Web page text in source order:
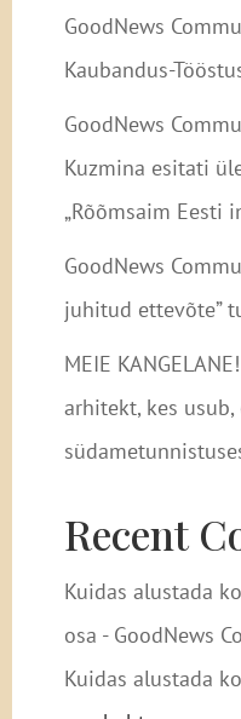
GoodNews
Kaubandus-
GoodNews
Kuzmina esitati
„Rõõmsaim Eesti
GoodNews
juhitud ettevõte”
MEIE
arhitekt, kes
Recent
Kuidas alustada
osa - GoodNews
Kuidas alustada